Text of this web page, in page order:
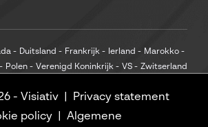
Duitsland Frankrijk Ierland
Marokko
Polen Verenigd Koninkrijk VS Zwitserland
- Visiativ
Privacy statement
policy
Algemene